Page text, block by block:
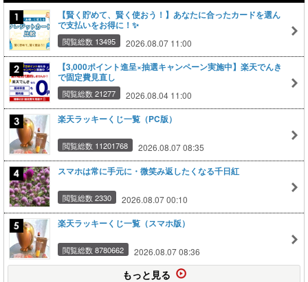
【賢く貯めて、賢く使おう！】あなたに合ったカードを選ん
で支払いをお得に！✨
閲覧総数 13495 2026.08.07 11:00
【3,000ポイント進呈×抽選キャンペーン実施中】楽天でんき
で固定費見直し
閲覧総数 21277 2026.08.04 11:00
楽天ラッキーくじ一覧（PC版）
閲覧総数 11201768 2026.08.07 08:35
スマホは常に手元に・微笑み返したくなる千日紅
閲覧総数 2330 2026.08.07 00:10
楽天ラッキーくじ一覧（スマホ版）
閲覧総数 8780662 2026.08.07 08:36
もっと見る